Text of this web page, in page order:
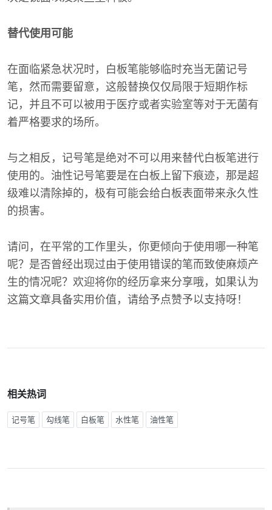
替代使用可能
在面临紧急状况时，白板笔能够临时充当无菌记号
笔，然而需要留意，这般替换仅仅局限于短期作标
记，并且不可以被用于医疗或者实验室等对于无菌有
着严格要求的场所。
与之相反，记号笔是绝对不可以用来替代白板笔进行
使用的。油性记号笔要是在白板上留下痕迹，那是超
级难以清除掉的，极有可能会给白板表面带来永久性
的损害。
请问，在平常的工作里头，你更倾向于使用哪一种笔
呢？是否曾经出现过由于使用错误的笔而致使麻烦产
生的情况呢？欢迎将你的经历拿来分享哦，如果认为
这篇文章具备实用价值，请给予点赞予以支持呀！
相关热词
记号笔 勾线笔 白板笔 水性笔 油性笔